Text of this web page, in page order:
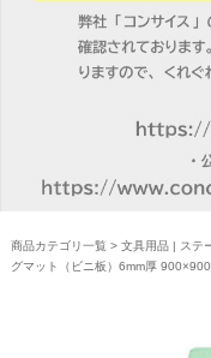
商品カテゴリ一覧 > 文具用品 | ステ
グマット（ビニ板）6mm厚